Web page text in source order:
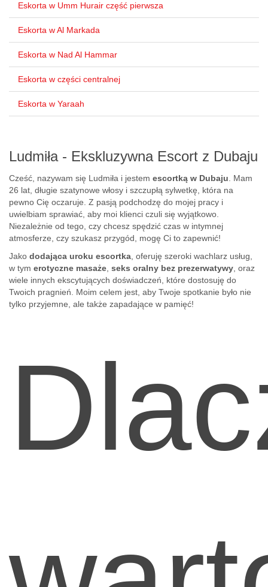
Ludmiła - Ekskluzywna Escort z Dubaju
Cześć, nazywam się Ludmiła i jestem escortką w Dubaju. Mam
26 lat, długie szatynowe włosy i szczupłą sylwetkę, która na
pewno Cię oczaruje. Z pasją podchodzę do mojej pracy i
uwielbiam sprawiać, aby moi klienci czuli się wyjątkowo.
Niezależnie od tego, czy chcesz spędzić czas w intymnej
atmosferze, czy szukasz przygód, mogę Ci to zapewnić!
Jako dodająca uroku escortka, oferuję szeroki wachlarz usług,
w tym erotyczne masaże, seks oralny bez prezerwatywy, oraz
wiele innych ekscytujących doświadczeń, które dostosuję do
Twoich pragnień. Moim celem jest, aby Twoje spotkanie było nie
tylko przyjemne, ale także zapadające w pamięć!
Eskorta w Umm Hurair część pierwsza
Eskorta w Al Markada
Eskorta w Nad Al Hammar
Eskorta w części centralnej
Eskorta w Yaraah